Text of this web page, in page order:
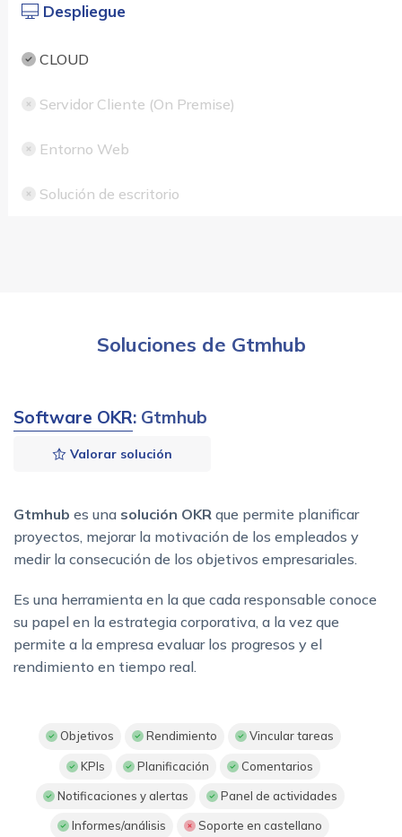
Despliegue
CLOUD
Servidor Cliente (On Premise)
Entorno Web
Solución de escritorio
Soluciones de Gtmhub
Software OKR: Gtmhub
Valorar solución
Gtmhub es una solución OKR que permite planificar
proyectos, mejorar la motivación de los empleados y
medir la consecución de los objetivos empresariales.
Es una herramienta en la que cada responsable conoce
su papel en la estrategia corporativa, a la vez que
permite a la empresa evaluar los progresos y el
rendimiento en tiempo real.
Objetivos Rendimiento Vincular tareas
KPIs Planificación Comentarios
Notificaciones y alertas Panel de actividades
Informes/análisis Soporte en castellano